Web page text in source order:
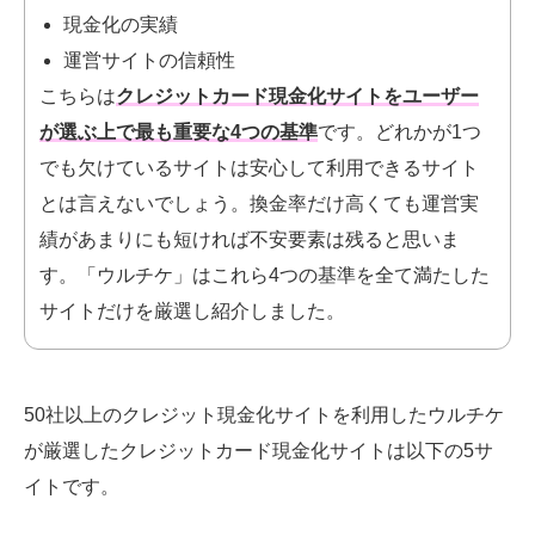
現金化の実績
運営サイトの信頼性
こちらはクレジットカード現金化サイトをユーザー
が選ぶ上で最も重要な4つの基準です。
どれかが1つ
でも欠けているサイトは安心して利用できるサイト
とは言えないでしょう。換金率だけ高くても運営実
績があまりにも短ければ不安要素は残ると思いま
す。「ウルチケ」はこれら4つの基準を全て満たした
サイトだけを厳選し紹介しました。
50社以上のクレジット現金化サイトを利用したウルチケ
が厳選したクレジットカード現金化サイトは以下の5サ
イトです。